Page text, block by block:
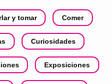
y tomar Comer
Curiosidades
Exposiciones